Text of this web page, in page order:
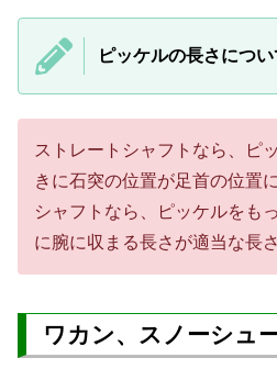
ピッケルの長さについ
ストレートシャフトなら、ピ
きに石突の位置が足首の位置
シャフトなら、ピッケルをも
に腕に収まる長さが適当な長さ
ワカン、スノーシュ